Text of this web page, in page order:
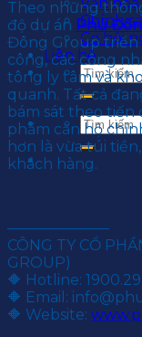
Chính
Cơ hội
Liên hệ
Theo những
độ dự án Phú
Đông Group triển
công, các công
tông ly tâm và
quanh. Tất cả
bám sát theo tiến
phẩm căn hộ
hơn là vừa túi
khách hàng.
———————
CÔNG TY CỔ
GROUP)
🔶 Hotline:
🔶 Email:
🔶 Website: